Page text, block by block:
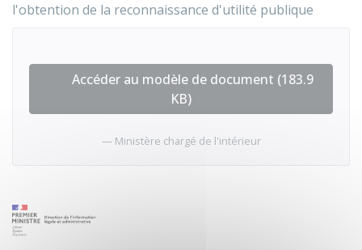
l'obtention de la reconnaissance d'utilité publique
Accéder au modèle de document (183.9
KB)
Ministère chargé de l'intérieur